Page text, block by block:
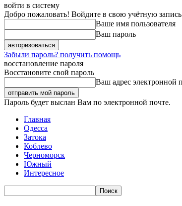
войти в систему
Добро пожаловать! Войдите в свою учётную запись
Ваше имя пользователя
Ваш пароль
Забыли пароль? получить помощь
восстановление пароля
Восстановите свой пароль
Ваш адрес электронной
Пароль будет выслан Вам по электронной почте.
Главная
Одесса
Затока
Коблево
Черноморск
Южный
Интересное